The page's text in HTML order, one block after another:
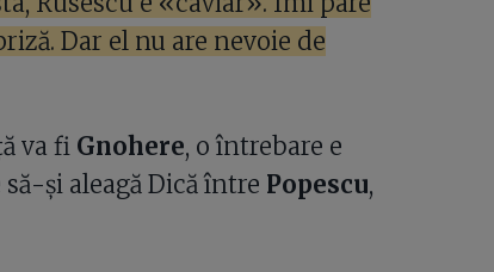
Dar el nu are nevoie de
va fi Gnohere, o întrebare e
și aleagă Dică între Popescu,